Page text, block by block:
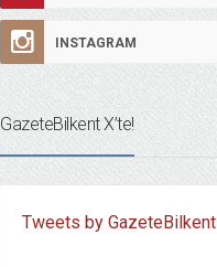
INSTAGRAM
GazeteBilkent X’te!
Tweets by GazeteBilkent